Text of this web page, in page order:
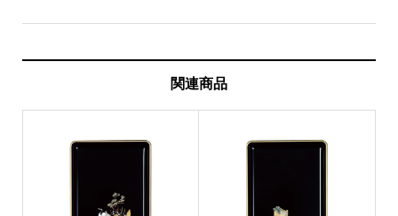
関連商品